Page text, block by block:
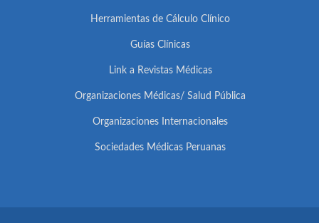
Herramientas de Cálculo Clínico
Guías Clínicas
Link a Revistas Médicas
Organizaciones Médicas/ Salud Pública
Organizaciones Internacionales
Sociedades Médicas Peruanas